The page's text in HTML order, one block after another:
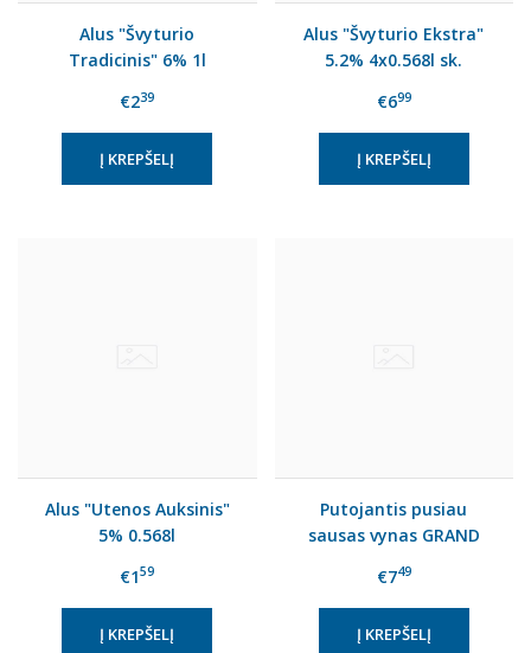
Alus "Švyturio
Tradicinis" 6% 1l
€239
Alus "Švyturio Ekstra"
5.2% 4x0.568l sk.
€699
Alus "Utenos Auksinis"
5% 0.568l
€159
Putojantis pusiau
sausas vynas GRAND
(11%), 750 ml
€749